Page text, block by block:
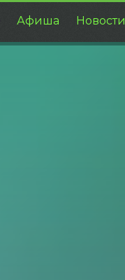
Афиша Новости